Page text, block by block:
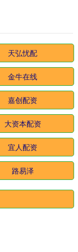
天弘忧配
金牛在线
嘉创配资
大资本配资
宜人配资
路易泽